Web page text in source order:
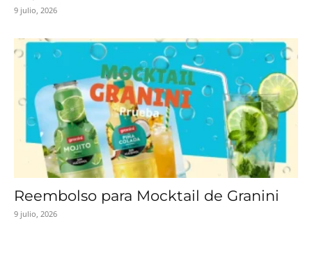
9 julio, 2026
Reembolso para Mocktail de Granini
9 julio, 2026